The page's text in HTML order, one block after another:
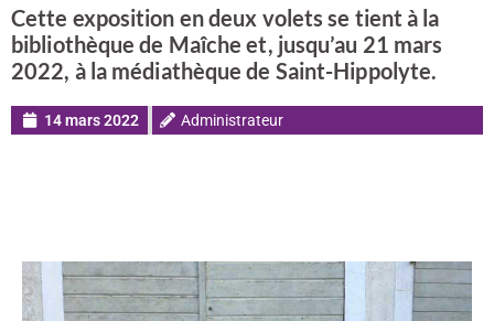
Cette exposition en deux volets se tient à la
bibliothèque de Maîche et, jusqu’au 21 mars
2022, à la médiathèque de Saint-Hippolyte.
14 mars 2022 Administrateur